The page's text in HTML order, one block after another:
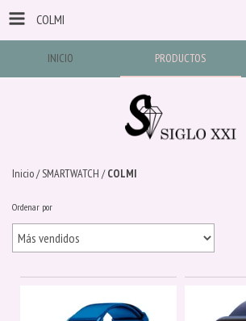
COLMI
INICIO PRODUCTOS
Inicio/SMARTWATCH / COLMI
Ordenar por